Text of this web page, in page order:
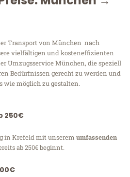
Transport von München nach
vielfältigen und kosteneffizienten
Umzugsservice München, die speziell
Bedürfnissen gerecht zu werden und
wie möglich zu gestalten.
250€
in Krefeld mit unserem umfassenden
ab 250€ beginnt.